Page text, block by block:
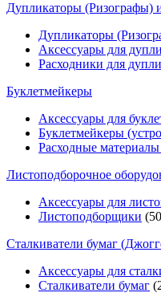
Дупликаторы (Ризографы)
Дупликаторы
Аксессуары для
Расходники для
Буклетмейкеры
Аксессуары для
Буклетмейкеры
Расходные
Листоподборочное
Аксессуары для
Листоподборщики
Сталкиватели бумаг
Аксессуары для
Сталкиватели бумаг